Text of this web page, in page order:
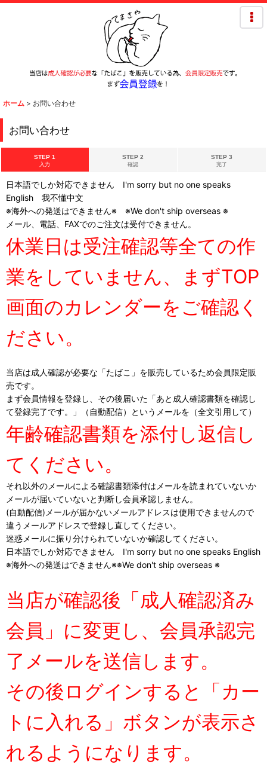
ホーム > お問い合わせ
お問い合わせ
STEP 1
入力
STEP 2
確認
STEP 3
完了
日本語でしか対応できません I'm sorry but no one speaks
English 我不懂中文
※海外への発送はできません※ ※We don't ship overseas ※
メール、電話、FAXでのご注文は受付できません。
休業日は受注確認等全ての作
業をしていません、まずTOP
画面のカレンダーをご確認く
ださい。
当店は成人確認が必要な「たばこ」を販売しているため会員限定販
売です。
まず会員情報を登録し、その後届いた「あと成人確認書類を確認し
て登録完了です。」（自動配信）というメールを（全文引用して）
年齢確認書類を添付し返信し
てください。
それ以外のメールによる確認書類添付はメールを読まれていないか
メールが届いていないと判断し会員承認しません。
(自動配信)メールが届かないメールアドレスは使用できませんので
違うメールアドレスで登録し直してください。
迷惑メールに振り分けられていないか確認してください。
日本語でしか対応できません I'm sorry but no one speaks English
※海外への発送はできません※※We don't ship overseas ※
当店が確認後「成人確認済み
会員」に変更し、会員承認完
了メールを送信します。
その後ログインすると「カー
トに入れる」ボタンが表示さ
れるようになります。